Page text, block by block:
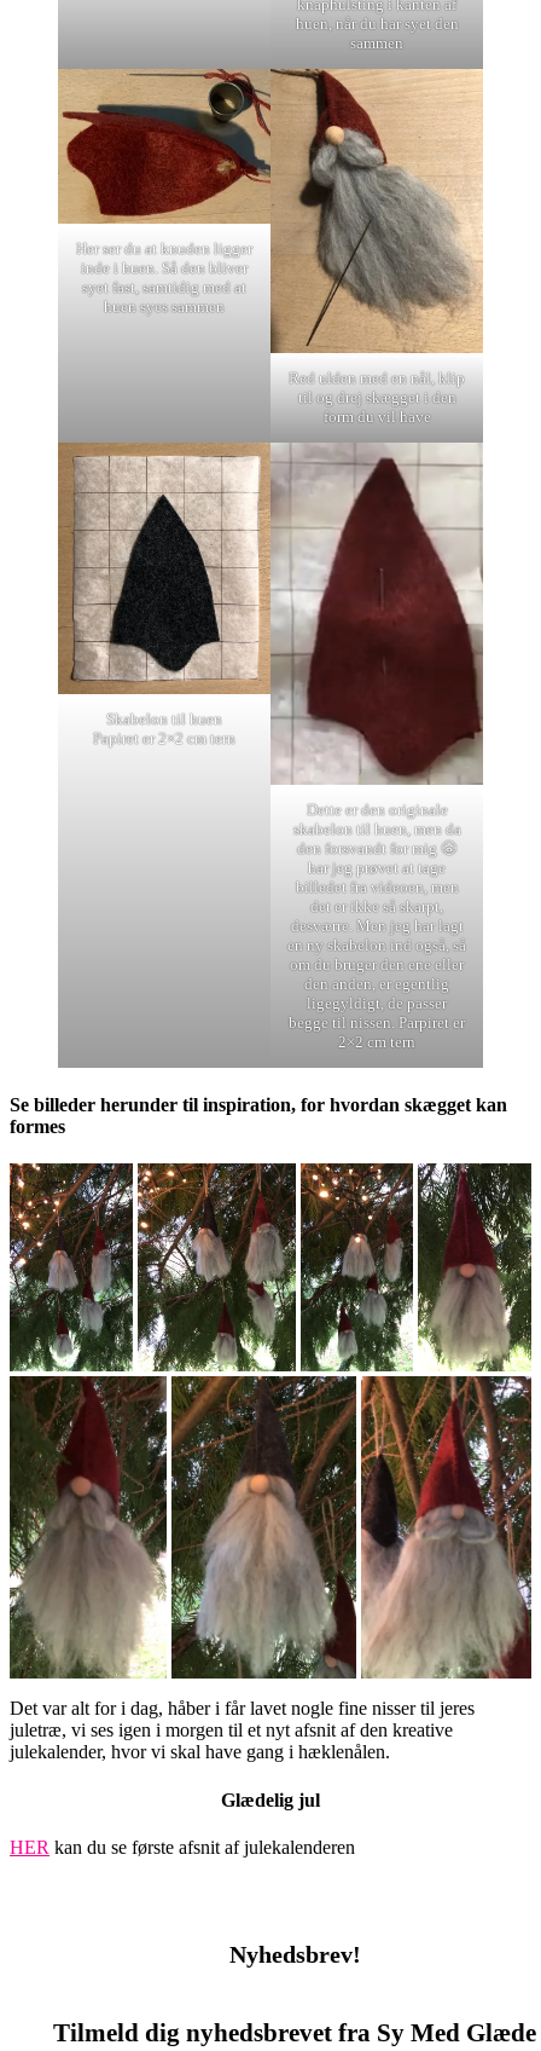
knaphulsting i kanten af
huen, når du har syet den
sammen
Her ser du at knuden ligger
inde i huen. Så den bliver
syet fast, samtidig med at
huen syes sammen
Red ulden med en nål, klip
til og drej skægget i den
form du vil have
Skabelon til huen
Papiret er 2×2 cm tern
Dette er den originale
skabelon til huen, men da
den forsvandt for mig 😬
har jeg prøvet at tage
billedet fra videoen, men
det er ikke så skarpt,
desværre. Men jeg har lagt
en ny skabelon ind også, så
om du bruger den ene eller
den anden, er egentlig
ligegyldigt, de passer
begge til nissen. Parpiret er
2×2 cm tern
Se billeder herunder til inspiration, for hvordan skægget kan
formes
Det var alt for i dag, håber i får lavet nogle fine nisser til jeres
juletræ, vi ses igen i morgen til et nyt afsnit af den kreative
julekalender, hvor vi skal have gang i hæklenålen.
Glædelig jul
HER kan du se første afsnit af julekalenderen
Nyhedsbrev!
Tilmeld dig nyhedsbrevet fra Sy Med Glæde